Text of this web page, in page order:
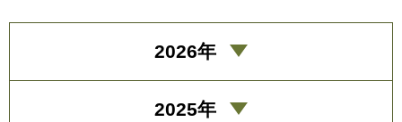
2026年
2025年